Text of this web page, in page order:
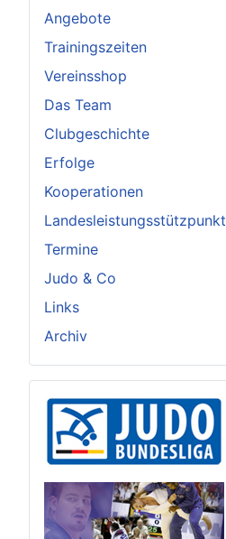
Angebote
Trainingszeiten
Vereinsshop
Das Team
Clubgeschichte
Erfolge
Kooperationen
Landesleistungsstützpunkt
Termine
Judo & Co
Links
Archiv